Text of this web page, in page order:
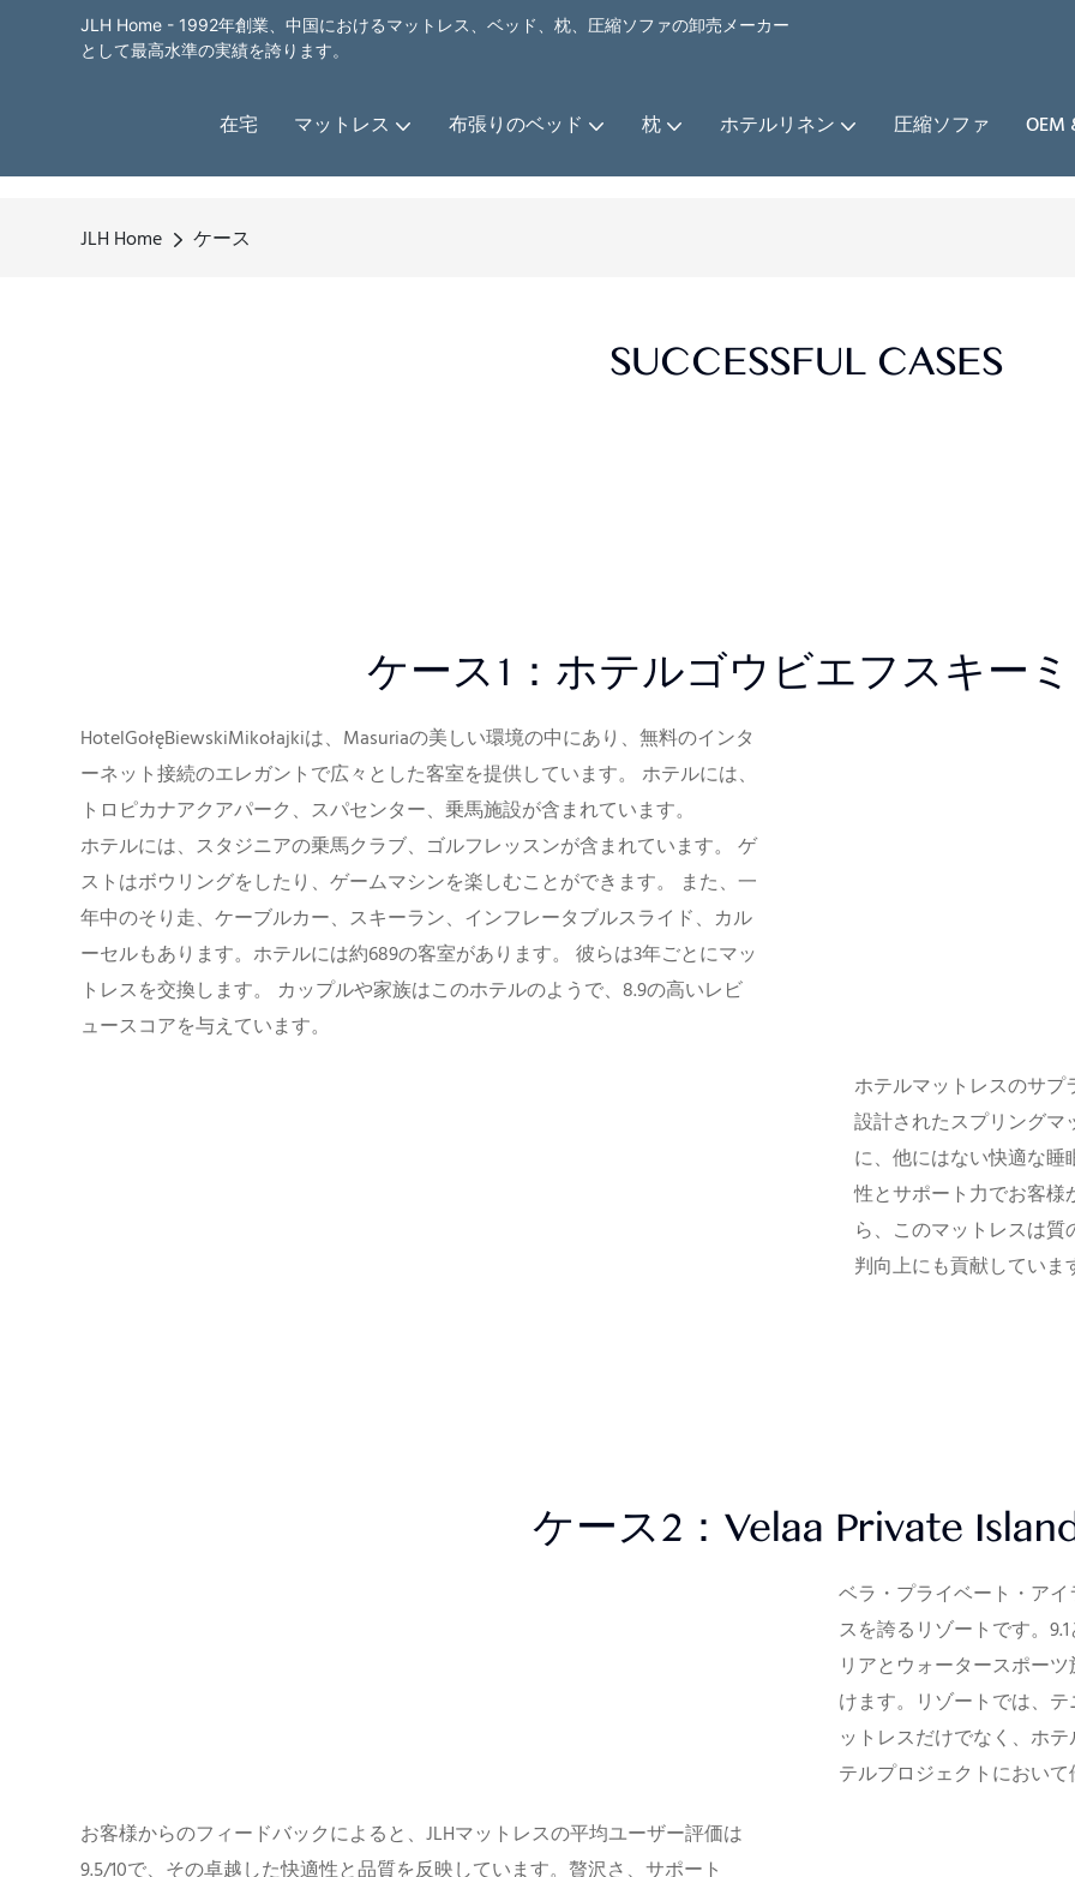
JLH Home - 1992年創業、中国におけるマットレス、ベッド、枕、圧縮ソファの卸売メーカー
として最高水準の実績を誇ります。
在宅 マットレス 布張りのベッド 枕 ホテルリネン 圧縮ソファ OEM
JLH Home ケース
SUCCESSFUL CASES
ケース1：ホテルゴウビエフスキー
HotelGołęBiewskiMikołajkiは、Masuriaの美しい環境の中にあり、無料のインタ
ーネット接続のエレガントで広々とした客室を提供しています。 ホテルには、
トロピカナアクアパーク、スパセンター、乗馬施設が含まれています。
ホテルには、スタジニアの乗馬クラブ、ゴルフレッスンが含まれています。 ゲ
ストはボウリングをしたり、ゲームマシンを楽しむことができます。 また、一
年中のそり走、ケーブルカー、スキーラン、インフレータブルスライド、カル
ーセルもあります。ホテルには約689の客室があります。 彼らは3年ごとにマッ
トレスを交換します。 カップルや家族はこのホテルのようで、8.9の高いレビ
ュースコアを与えています。
ホテルマットレスのサプ
設計されたスプリング
に、他にはない快適な
性とサポート力でお客
ら、このマットレスは
判向上にも貢献していま
ケース2：Velaa Private
ベラ・プライベート・ア
スを誇るリゾートです。
リアとウォータースポー
けます。リゾートでは、
ットレスだけでなく、ホテ
テルプロジェクトにおい
お客様からのフィードバックによると、JLHマットレスの平均ユーザー評価は